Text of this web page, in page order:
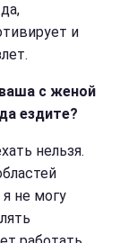
и
с женой
ездите?
нельзя.
не могу